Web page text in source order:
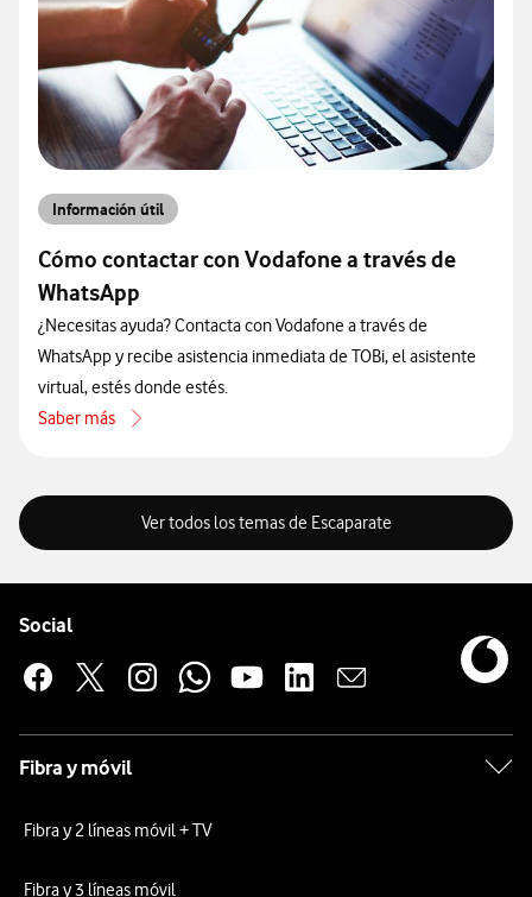
Información útil
Cómo contactar con Vodafone a través de
WhatsApp
¿Necesitas ayuda? Contacta con Vodafone a través de
WhatsApp y recibe asistencia inmediata de TOBi, el asistente
virtual, estés donde estés.
Saber más
acerca de Cómo contactar con Vodafone a través de WhatsApp
Ver todos los temas de Escaparate
Social
Fibra y móvil
Fibra y 2 líneas móvil + TV
Fibra y 3 líneas móvil